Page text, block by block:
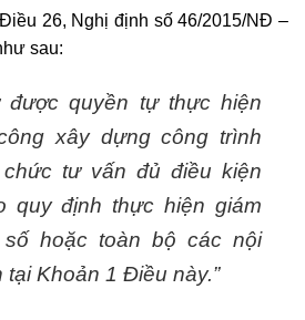
26, Nghị định số 46/2015/NĐ –
sau:
được quyền tự thực hiện
xây dựng công trình
tư vấn đủ điều kiện
quy định thực hiện giám
hoặc toàn bộ các nội
Khoản 1 Điều này.”